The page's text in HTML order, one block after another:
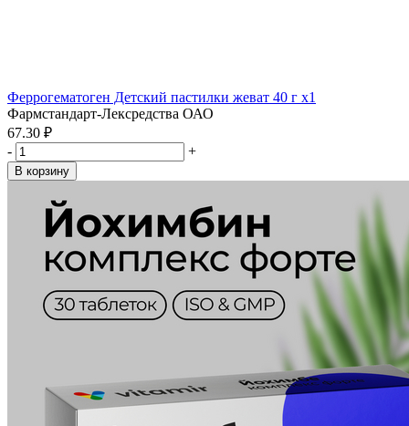
Феррогематоген Детский пастилки жеват 40 г x1
Фармстандарт-Лексредства ОАО
67.30 ₽
-
+
В корзину